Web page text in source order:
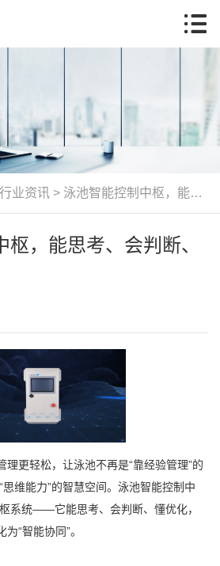
行业资讯 > 泳池智能控制中枢，能思
，能思考、会判断、
理更轻松，让泳池不再是“靠经验管理”的
维能力”的智慧空间。泳池智能控制中
系统——它能思考、会判断、懂优化，
“智能协同”。